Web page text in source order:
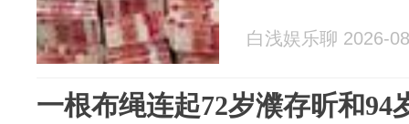
白浅娱乐聊 2026-
一根布绳连起72岁濮存昕和94